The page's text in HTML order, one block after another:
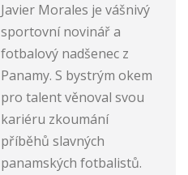
Javier Morales je vášnivý
sportovní novinář a
fotbalový nadšenec z
Panamy. S bystrým okem
pro talent věnoval svou
kariéru zkoumání
příběhů slavných
panamských fotbalistů.